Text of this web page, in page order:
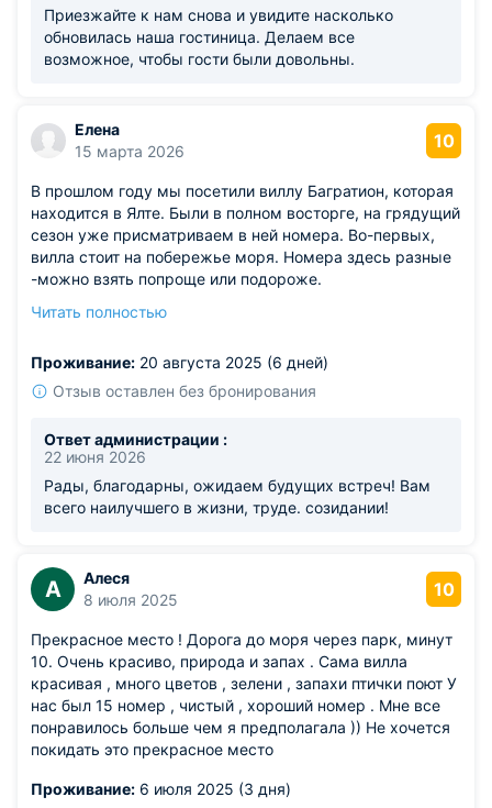
Приезжайте к нам снова и увидите насколько
обновилась наша гостиница. Делаем все
возможное, чтобы гости были довольны.
Елена
15 марта 2026
10
В прошлом году мы посетили виллу Багратион, которая
находится в Ялте. Были в полном восторге, на грядущий
сезон уже присматриваем в ней номера. Во-первых,
вилла стоит на побережье моря. Номера здесь разные
-можно взять попроще или подороже.
прошлом году мы занимали двухместный улучшенный
замечаний к сотрудникам отеля у нас нет. Все
организовано на высшем уровне и достойно внимания.
Читать полностью
Проживание: 20 августа 2025 (6 дней)
Отзыв оставлен без бронирования
Ответ администрации :
22 июня 2026
Рады, благодарны, ожидаем будущих встреч! Вам
всего наилучшего в жизни, труде. созидании!
А
Алеся
8 июля 2025
10
Прекрасное место ! Дорога до моря через парк, минут
10. Очень красиво, природа и запах . Сама вилла
красивая , много цветов , зелени , запахи птички поют У
нас был 15 номер , чистый , хороший номер . Мне все
понравилось больше чем я предполагала )) Не хочется
покидать это прекрасное место
Проживание: 6 июля 2025 (3 дня)